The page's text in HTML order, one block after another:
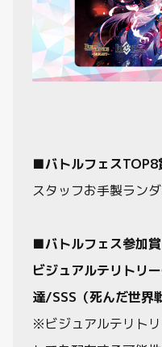
■バトルフェスTOP8
スタッフお手製ラン
■バトルフェス参加賞
ビジュアルテリトリ
達/SSS（死んだ世界
※ビジュアルテリト